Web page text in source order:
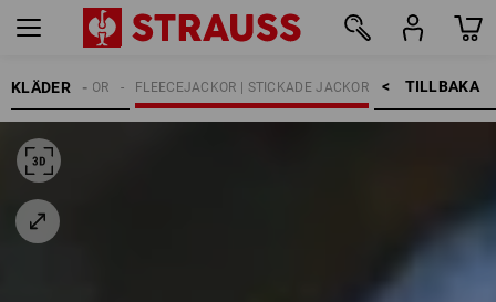
KLÄDER TILLBAKA    >
FLEECEJACKOR | STICKADE JACKOR
ARBETSJACKOR